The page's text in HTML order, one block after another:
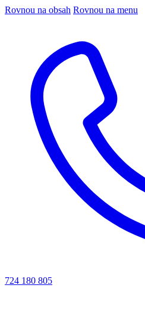
Rovnou na obsah Rovnou na menu
724 180 805